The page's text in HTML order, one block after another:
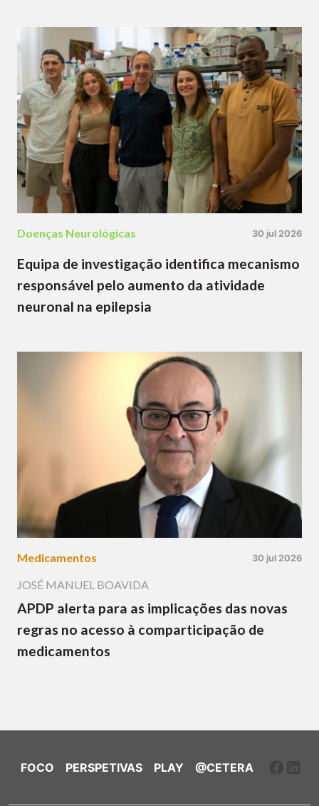
Doenças Neurológicas 30 jul 2026
Equipa de investigação identifica mecanismo
responsável pelo aumento da atividade
neuronal na epilepsia
Medicamentos 30 jul 2026
JOSÉ MANUEL BOAVIDA
APDP alerta para as implicações das novas
regras no acesso à comparticipação de
medicamentos
FOCO PERSPETIVAS PLAY @CETERA